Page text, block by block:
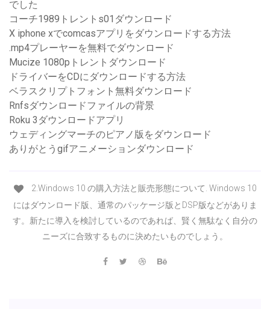
でした
コーチ1989トレントs01ダウンロード
X iphone xでcomcasアプリをダウンロードする方法
.mp4プレーヤーを無料でダウンロード
Mucize 1080pトレントダウンロード
ドライバーをCDにダウンロードする方法
ベラスクリプトフォント無料ダウンロード
Rnfsダウンロードファイルの背景
Roku 3ダウンロードアプリ
ウェディングマーチのピアノ版をダウンロード
ありがとうgifアニメーションダウンロード
2.Windows 10 の購入方法と販売形態について. Windows 10
にはダウンロード版、通常のパッケージ版とDSP版などがありま
す。新たに導入を検討しているのであれば、賢く無駄なく自分の
ニーズに合致するものに決めたいものでしょう。